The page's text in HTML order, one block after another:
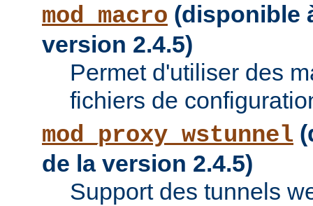
mod_macro (disponible
version 2.4.5)
Permet d'utiliser des
fichiers de
mod_proxy_wstunnel
de la version 2.4.5)
Support des tunnels